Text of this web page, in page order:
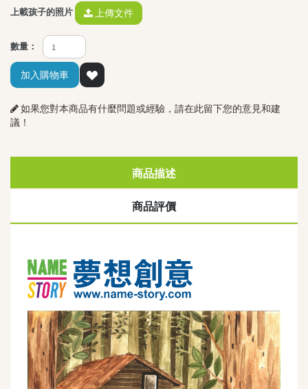
上載孩子的照片 上傳文件
數量：
加入購物車
如果您對本商品有什麼問題或經驗，請在此留下您的意見和建
議！
商品描述
商品評價